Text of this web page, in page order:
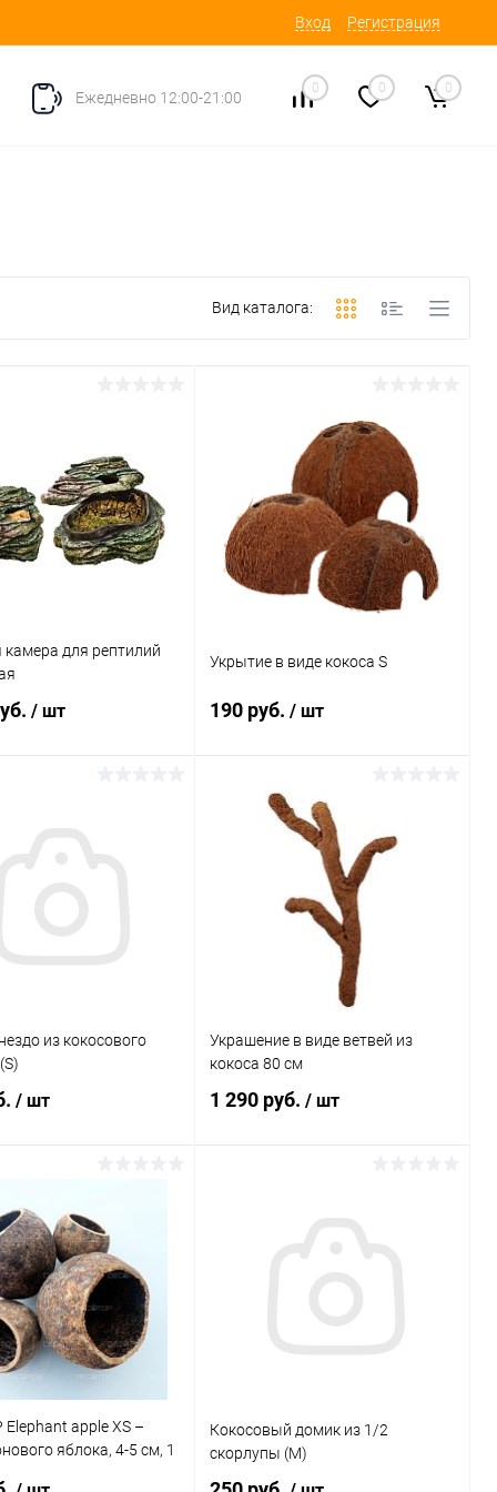
Вход Регистрация
Ежедневно 12:00-21:00
0 0 0
Вид каталога:
для рептилий
/ шт
Укрытие в виде кокоса S
190 руб./ шт
В корзину
Купить в 1 клик Сравнение
В избранное
из кокосового
/ шт
в 1 клик Сравнение
Под заказ
Украшение в виде ветвей из
кокоса 80 см
1 290 руб./ шт
Elephant apple XS –
яблока, 4-5 см, 1
Кокосовый домик из 1/2
скорлупы (M)